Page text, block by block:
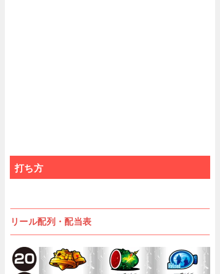
打ち方
リール配列・配当表